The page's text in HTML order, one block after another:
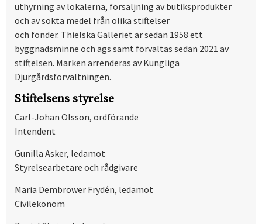
uthyrning av lokalerna, försäljning av butiksprodukter
och av sökta medel från olika stiftelser
och fonder. Thielska Galleriet är sedan 1958 ett
byggnadsminne och ägs samt förvaltas sedan 2021 av
stiftelsen. Marken arrenderas av Kungliga
Djurgårdsförvaltningen.
Stiftelsens styrelse
Carl-Johan Olsson, ordförande
Intendent
Gunilla Asker, ledamot
Styrelsearbetare och rådgivare
Maria Dembrower Frydén, ledamot
Civilekonom